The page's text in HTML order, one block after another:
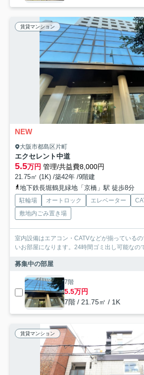
賃貸マンション
NEW
大阪市都島区片町
エクセレント中道
5.5万円 管理/共益費8,000円
21.75㎡ (1K) /築42年 /9階建
地下鉄長堀鶴見緑地「京橋」駅 徒歩8分
駐輪場 オートロック エレベーター
敷地内ごみ置き場
室内設備はエアコン・CATVなどが揃っている
いお部屋になります。24時間ゴミ出し可能なの
募集中の部屋
7階
5.5万円
7階 / 21.75㎡ / 1K
賃貸マンション